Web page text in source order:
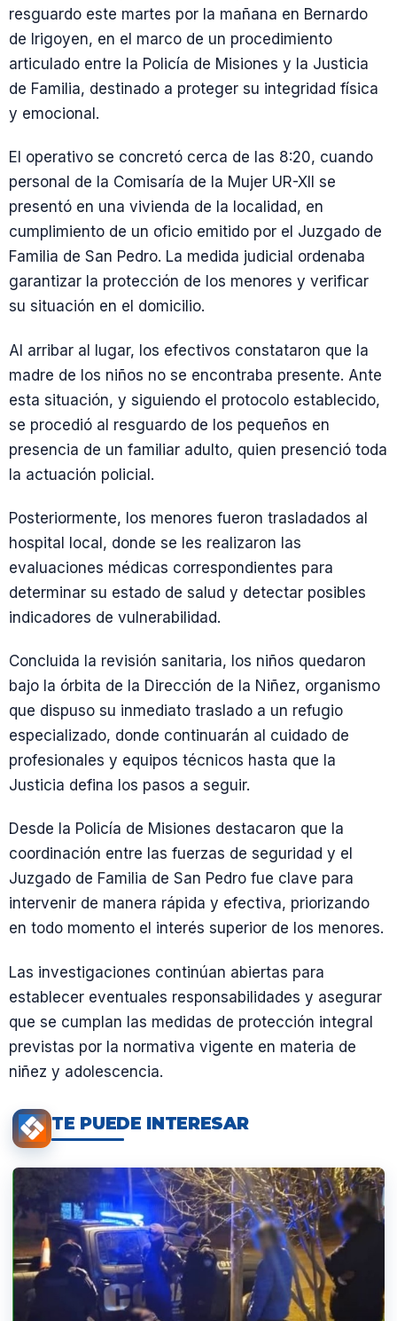
resguardo este martes por la mañana en Bernardo
de Irigoyen, en el marco de un procedimiento
articulado entre la Policía de Misiones y la Justicia
de Familia, destinado a proteger su integridad física
y emocional.
El operativo se concretó cerca de las 8:20, cuando
personal de la Comisaría de la Mujer UR-XII se
presentó en una vivienda de la localidad, en
cumplimiento de un oficio emitido por el Juzgado de
Familia de San Pedro. La medida judicial ordenaba
garantizar la protección de los menores y verificar
su situación en el domicilio.
Al arribar al lugar, los efectivos constataron que la
madre de los niños no se encontraba presente. Ante
esta situación, y siguiendo el protocolo establecido,
se procedió al resguardo de los pequeños en
presencia de un familiar adulto, quien presenció toda
la actuación policial.
Posteriormente, los menores fueron trasladados al
hospital local, donde se les realizaron las
evaluaciones médicas correspondientes para
determinar su estado de salud y detectar posibles
indicadores de vulnerabilidad.
Concluida la revisión sanitaria, los niños quedaron
bajo la órbita de la Dirección de la Niñez, organismo
que dispuso su inmediato traslado a un refugio
especializado, donde continuarán al cuidado de
profesionales y equipos técnicos hasta que la
Justicia defina los pasos a seguir.
Desde la Policía de Misiones destacaron que la
coordinación entre las fuerzas de seguridad y el
Juzgado de Familia de San Pedro fue clave para
intervenir de manera rápida y efectiva, priorizando
en todo momento el interés superior de los menores.
Las investigaciones continúan abiertas para
establecer eventuales responsabilidades y asegurar
que se cumplan las medidas de protección integral
previstas por la normativa vigente en materia de
niñez y adolescencia.
TE PUEDE INTERESAR